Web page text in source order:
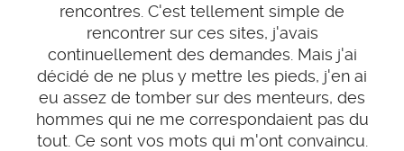
rencontres. C'est tellement simple de
rencontrer sur ces sites, j'avais
continuellement des demandes. Mais j'ai
décidé de ne plus y mettre les pieds, j'en ai
eu assez de tomber sur des menteurs, des
hommes qui ne me correspondaient pas du
tout. Ce sont vos mots qui m'ont convaincu.